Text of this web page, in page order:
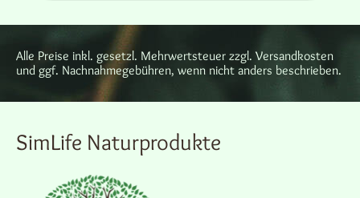
Alle Preise inkl. gesetzl. Mehrwertsteuer zzgl. Versandkosten
und ggf. Nachnahmegebühren, wenn nicht anders beschrieben.
SimLife Naturprodukte